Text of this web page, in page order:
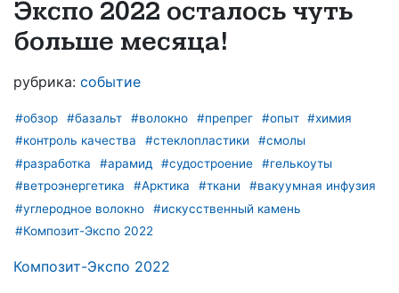
Экспо 2022 осталось чуть
больше месяца!
рубрика: событие
#обзор #базальт #волокно #препрег #опыт
#химия
#контроль качества
#стеклопластики
#смолы
#разработка
#арамид #судостроение
#гелькоуты
#ветроэнергетика
#Арктика #ткани
#вакуумная инфузия
#углеродное волокно
#искусственный камень
#Композит-Экспо 2022
Композит-Экспо 2022